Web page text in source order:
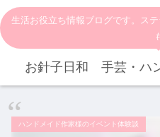
生活お役立ち情報ブログです。ス
お針子日和 手芸・ハ
ハンドメイド作家様のイベント体験談